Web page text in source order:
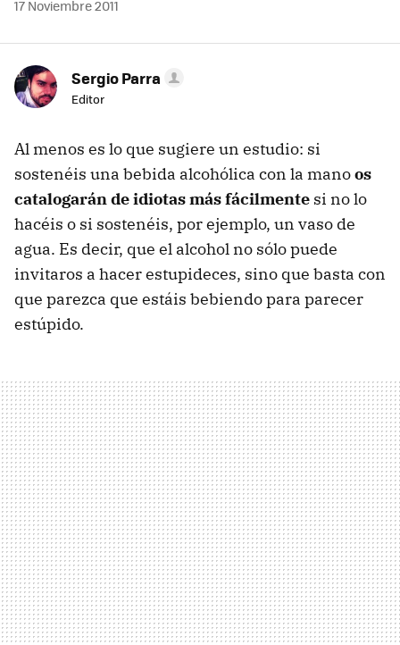
17 Noviembre 2011
Sergio Parra
Editor
Al menos es lo que sugiere un estudio: si
sostenéis una bebida alcohólica con la manoos
catalogarán de idiotas más fácilmente si no lo
hacéis o si sostenéis, por ejemplo, un vaso de
agua. Es decir, que el alcohol no sólo puede
invitaros a hacer estupideces, sino que basta con
que parezca que estáis bebiendo para parecer
estúpido.